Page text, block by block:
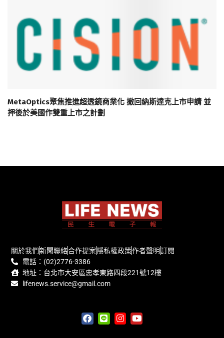
MetaOptics聚焦推進超透鏡商業化 撤回納斯達克上市申請 並
押後於美國作雙重上市之計劃
關於我們新聞聯絡合作提案隱私權政策作者聲明訂閱
電話：(02)2776-3386
地址：台北市大安區忠孝東路四段221號12樓
lifenews.service@gmail.com